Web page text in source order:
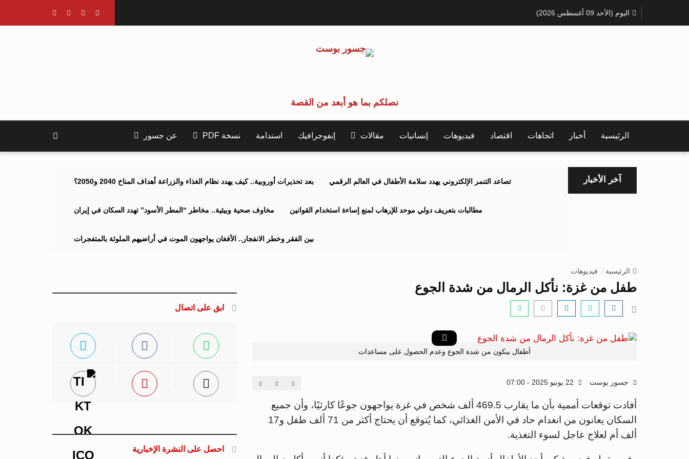
اليوم (الأحد 09 أغسطس 2026)
نصلكم بما هو أبعد من القصة
الرئيسية أخبار اتجاهات اقتصاد فيديوهات إنسانيات مقالات إنفوجرافيك استدامة نسخة PDF عن جسور
آخر الأخبار بعد تحذيرات أوروبية.. كيف يهدد نظام الغذاء والزراعة أهداف المناخ 2040 و2050؟ تصاعد التنمر الإلكتروني يهدد سلامة الأطفال في العالم الرقمي
مخاوف صحية وبيئية.. مخاطر “المطر الأسود” تهدد السكان في إيران مطالبات بتعريف دولي موحد للإرهاب لمنع إساءة استخدام القوانين
بين الفقر وخطر الانفجار.. الأفغان يواجهون الموت في أراضيهم الملوثة بالمتفجرات
الرئيسية فيديوهات
طفل من غزة: نأكل الرمال من شدة الجوع
أطفال يبكون من شدة الجوع وعدم الحصول على مساعدات
جسور بوست
أفادت توقعات أممية بأن ما يقارب 469.5 ألف شخص في غزة يواجهون جوعًا كارثيًا، وأن جميع
السكان يعانون من انعدام حاد في الأمن الغذائي، كما يُتوقع أن يحتاج أكثر من 71 ألف طفل و17
ألف أم لعلاج عاجل لسوء التغذية.
ابق على اتصال
احصل على النشرة الإخبارية